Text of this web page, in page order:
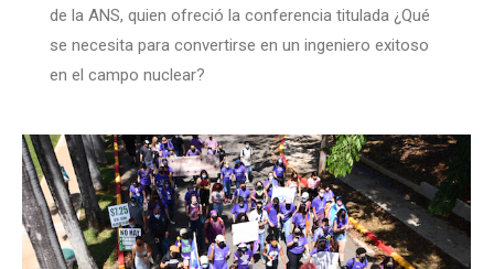
de la ANS, quien ofreció la conferencia titulada ¿Qué
se necesita para convertirse en un ingeniero exitoso
en el campo nuclear?